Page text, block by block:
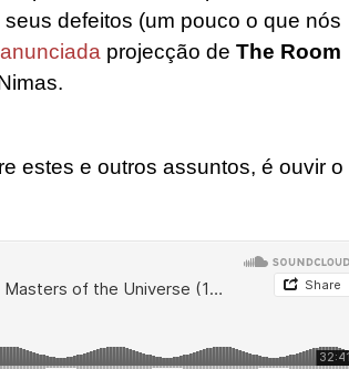
defeitos (um pouco o que nós
anunciada projecção de The Room
estes e outros assuntos, é ouvir o